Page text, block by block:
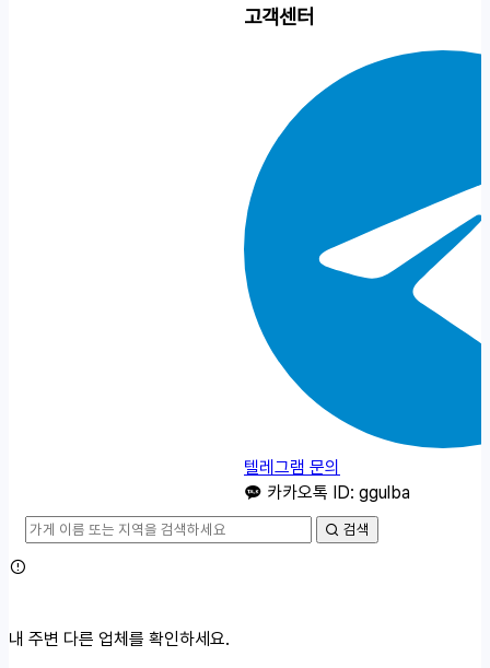
고객센터
텔레그램 문의
카카오톡 ID: ggulba
검색
내 주변 다른 업체를 확인하세요.